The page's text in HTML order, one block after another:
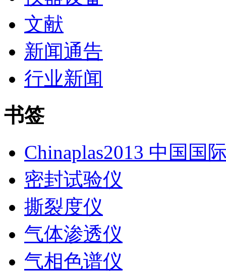
文献
新闻通告
行业新闻
书签
Chinaplas2013 中国国
密封试验仪
撕裂度仪
气体渗透仪
气相色谱仪